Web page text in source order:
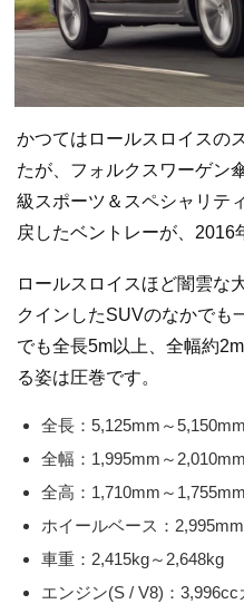
かつてはロールスロイスの
たが、フォルクスワーゲン
級スポーツ＆スペシャリテ
戻したベントレーが、2016
ロールスロイスほど闇雲な
クインしたSUVのなかでも
でも全長5m以上、全幅約
る姿は圧巻です。
全長：5,125mm～5,150mm
全幅：1,995mm～2,010mm
全高：1,710mm～1,755mm
ホイールベース：2,995mm
車重：2,415kg～2,648kg
エンジン(S / V8)：